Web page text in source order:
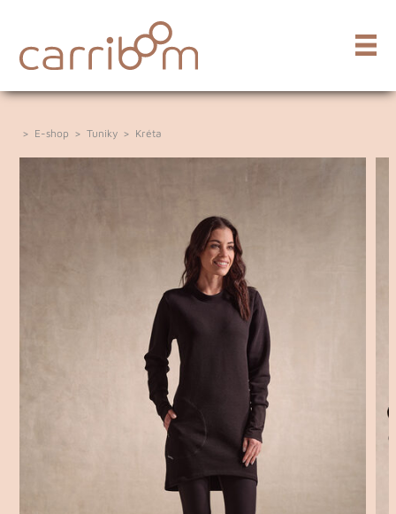
> E-shop >Tuniky > Kréta